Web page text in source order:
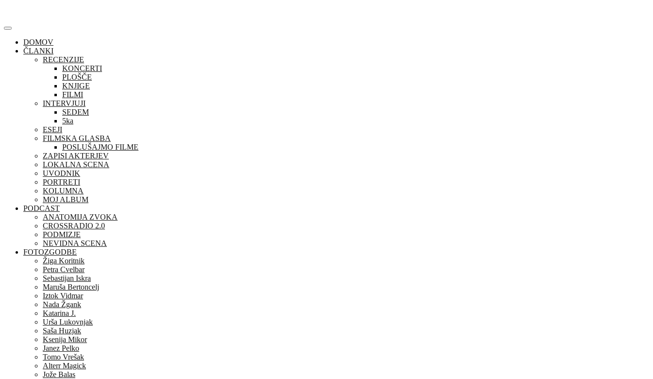
content
DOMOV
ČLANKI
RECENZIJE
KONCERTI
PLOŠČE
KNJIGE
FILMI
INTERVJUJI
SEDEM
5ka
ESEJI
FILMSKA GLASBA
POSLUŠAJMO FILME
ZAPISI AKTERJEV
LOKALNA SCENA
UVODNIK
PORTRETI
KOLUMNA
MOJ ALBUM
PODCAST
ANATOMIJA ZVOKA
CROSSRADIO 2.0
PODMIZJE
NEVIDNA SCENA
FOTOZGODBE
Žiga Koritnik
Petra Cvelbar
Sebastijan Iskra
Maruša Bertoncelj
Iztok Vidmar
Nada Žgank
Katarina J.
Urša Lukovnjak
Saša Huzjak
Ksenija Mikor
Janez Pelko
Tomo Vrešak
Alterr Magick
Jože Balas